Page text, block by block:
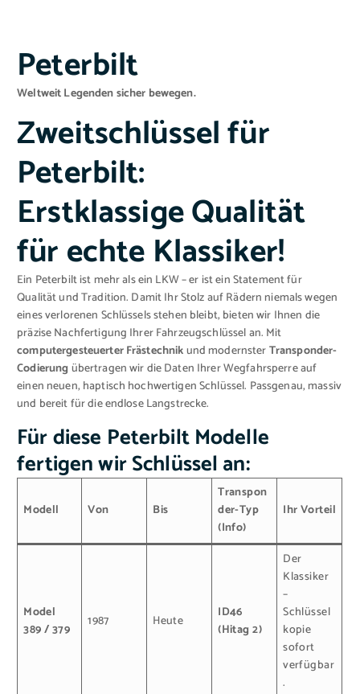
Peterbilt
Weltweit Legenden sicher bewegen.
Zweitschlüssel für
Peterbilt:
Erstklassige Qualität
für echte Klassiker!
Ein Peterbilt ist mehr als ein LKW – er ist ein Statement für
Qualität und Tradition. Damit Ihr Stolz auf Rädern niemals wegen
eines verlorenen Schlüssels stehen bleibt, bieten wir Ihnen die
präzise Nachfertigung Ihrer Fahrzeugschlüssel an. Mit
computergesteuerter Frästechnikund modernsterTransponder-
Codierung übertragen wir die Daten Ihrer Wegfahrsperre auf
einen neuen, haptisch hochwertigen Schlüssel. Passgenau, massiv
und bereit für die endlose Langstrecke.
Für diese Peterbilt Modelle
fertigen wir Schlüssel an:
Modell Von Bis
Transpon
der-Typ
(Info)
Ihr Vorteil
Model
389 / 379
1987 Heute
ID46
(Hitag 2)
Der
Klassiker
–
Schlüssel
kopie
sofort
verfügbar
.